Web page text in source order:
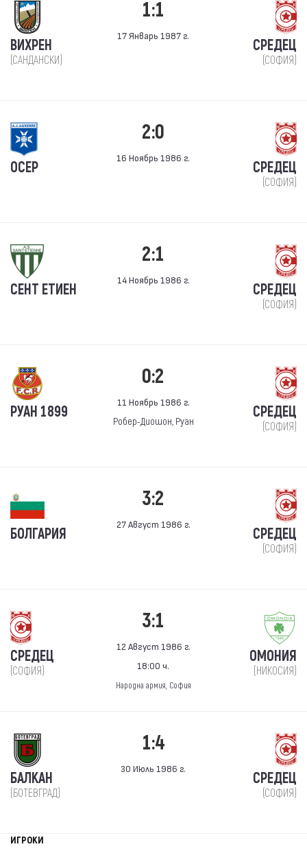
ВИХРЕН
(САНДАНСКИ)
1:1
17 Январь 1987 г.
СРЕДЕЦ
(СОФИЯ)
ОСЕР
2:0
16 Ноябрь 1986 г.
СРЕДЕЦ
(СОФИЯ)
СЕНТ ЕТИЕН
2:1
14 Ноябрь 1986 г.
СРЕДЕЦ
(СОФИЯ)
РУАН 1899
0:2
11 Ноябрь 1986 г.
Робер-Диошон, Руан
СРЕДЕЦ
(СОФИЯ)
БОЛГАРИЯ
3:2
27 Август 1986 г.
СРЕДЕЦ
(СОФИЯ)
СРЕДЕЦ
(СОФИЯ)
3:1
12 Август 1986 г.
18:00 ч.
Народна армия, София
ОМОНИЯ
(НИКОСИЯ)
БАЛКАН
(БОТЕВГРАД)
1:4
30 Июль 1986 г.
СРЕДЕЦ
(СОФИЯ)
ИГРОКИ